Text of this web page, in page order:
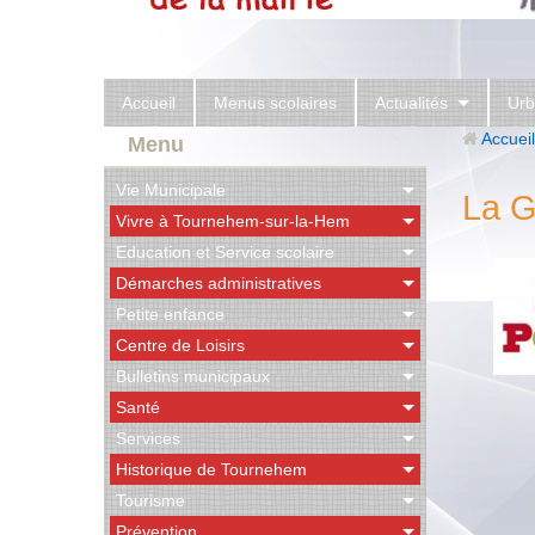
Accueil Menus scolaires Actualités
Menu
Vie Municipale
Vivre à Tournehem-sur-la-Hem
Education et Service scolaire
Démarches administratives
Petite enfance
Centre de Loisirs
Bulletins municipaux
Santé
Services
Historique de Tournehem
Tourisme
Accueil
La